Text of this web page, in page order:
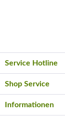
Service Hotline
Shop Service
Informationen